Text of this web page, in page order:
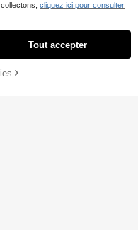
cliquez ici pour consulter
Tout accepter